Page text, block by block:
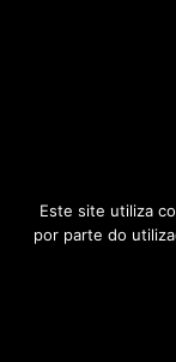
Este site utiliza
por parte do